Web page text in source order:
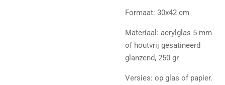
Formaat: 30x42 cm
Materiaal: acrylglas 5 mm
of houtvrij gesatineerd
glanzend, 250 gr
Versies: op glas of papier.